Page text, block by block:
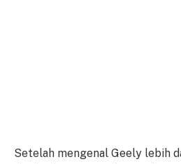
Setelah mengenal Geely lebih